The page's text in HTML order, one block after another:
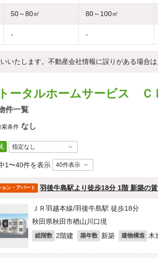
50～80㎡ 80～100㎡
- -
いたします。不動産会社情報に誤りがある場合は
ータルホームサービス
件一覧
索条件 なし
1〜40件を表示
ョン・アパート 羽後牛島駅より徒歩18分 1階 新築の
ＪＲ羽越本線/羽後牛島駅 徒歩18分
秋田県秋田市楢山川口境
総階数 2階建 築年数 新築 建物構造 木